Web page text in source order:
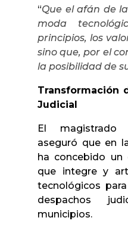
“Que el afán de
moda
principios, los
sino que, por el
la posibilidad de
Transformación
Judicial
El magistrado
aseguró que en
ha concebido un
que integre y
tecnológicos
despachos
municipios.